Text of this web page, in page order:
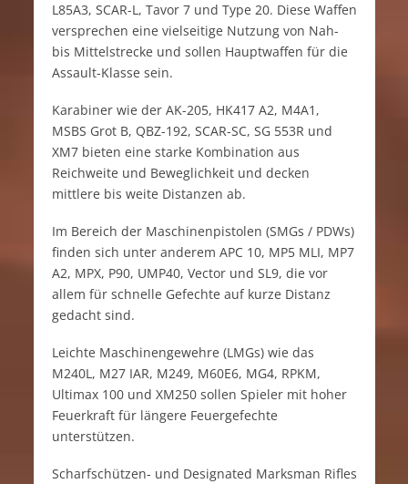
L85A3, SCAR-L, Tavor 7 und Type 20. Diese Waffen
versprechen eine vielseitige Nutzung von Nah-
bis Mittelstrecke und sollen Hauptwaffen für die
Assault-Klasse sein.
Karabiner wie der AK-205, HK417 A2, M4A1,
MSBS Grot B, QBZ-192, SCAR-SC, SG 553R und
XM7 bieten eine starke Kombination aus
Reichweite und Beweglichkeit und decken
mittlere bis weite Distanzen ab.
Im Bereich der Maschinenpistolen (SMGs / PDWs)
finden sich unter anderem APC 10, MP5 MLI, MP7
A2, MPX, P90, UMP40, Vector und SL9, die vor
allem für schnelle Gefechte auf kurze Distanz
gedacht sind.
Leichte Maschinengewehre (LMGs) wie das
M240L, M27 IAR, M249, M60E6, MG4, RPKM,
Ultimax 100 und XM250 sollen Spieler mit hoher
Feuerkraft für längere Feuergefechte
unterstützen.
Scharfschützen- und Designated Marksman Rifles